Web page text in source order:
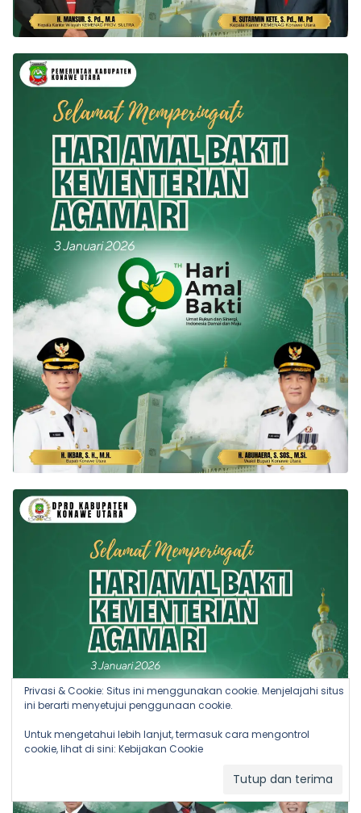
Privasi & Cookie: Situs ini menggunakan cookie. Menjelajahi situs
ini berarti menyetujui penggunaan cookie.
Untuk mengetahui lebih lanjut, termasuk cara mengontrol
cookie, lihat di sini: Kebijakan Cookie